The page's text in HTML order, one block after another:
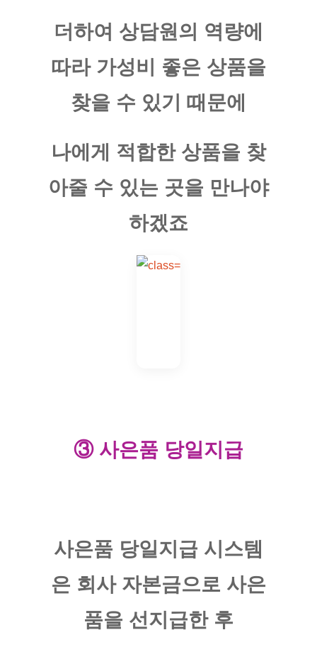
더하여 상담원의 역량에
따라 가성비 좋은 상품을
찾을 수 있기 때문에
나에게 적합한 상품을 찾
아줄 수 있는 곳을 만나야
하겠죠
③ 사은품 당일지급
​사은품 당일지급 시스템
은 회사 자본금으로 사은
품을 선지급한 후